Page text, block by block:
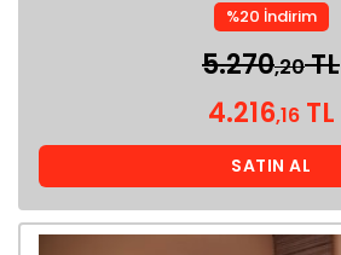
%20 İndirim
5.270,20TL
4.216,16TL
SATIN AL